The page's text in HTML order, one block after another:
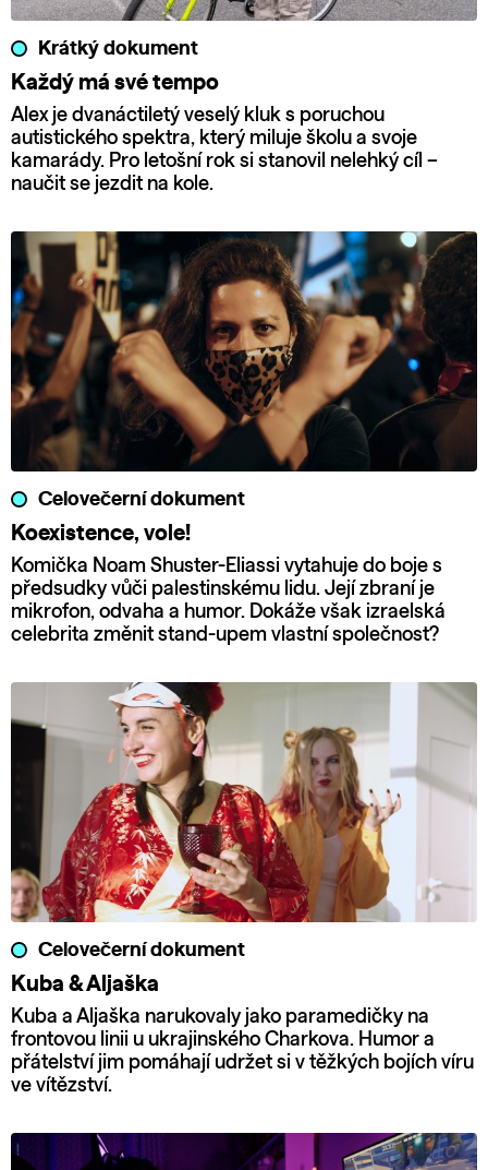
Krátký dokument
Každý má své tempo
Alex je dvanáctiletý veselý kluk s poruchou
autistického spektra, který miluje školu a svoje
kamarády. Pro letošní rok si stanovil nelehký cíl –
naučit se jezdit na kole.
Celovečerní dokument
Koexistence, vole!
Komička Noam Shuster-Eliassi vytahuje do boje s
předsudky vůči palestinskému lidu. Její zbraní je
mikrofon, odvaha a humor. Dokáže však izraelská
celebrita změnit stand-upem vlastní společnost?
Celovečerní dokument
Kuba & Aljaška
Kuba a Aljaška narukovaly jako paramedičky na
frontovou linii u ukrajinského Charkova. Humor a
přátelství jim pomáhají udržet si v těžkých bojích víru
ve vítězství.